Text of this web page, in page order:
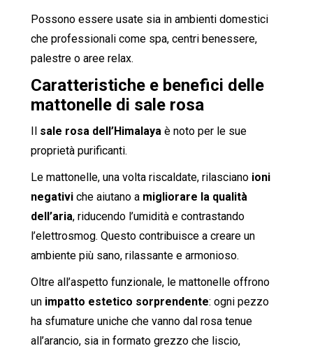
Possono essere usate sia in ambienti domestici
che professionali come spa, centri benessere,
palestre o aree relax.
Caratteristiche e benefici delle
mattonelle di sale rosa
Il sale rosa dell’Himalaya è noto per le sue
proprietà purificanti.
Le mattonelle, una volta riscaldate, rilasciano ioni
negativi che aiutano a migliorare la qualità
dell’aria, riducendo l’umidità e contrastando
l’elettrosmog. Questo contribuisce a creare un
ambiente più sano, rilassante e armonioso.
Oltre all’aspetto funzionale, le mattonelle offrono
un impatto estetico sorprendente: ogni pezzo
ha sfumature uniche che vanno dal rosa tenue
all’arancio, sia in formato grezzo che liscio,